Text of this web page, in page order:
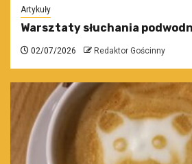
Artykuły
Warsztaty słuchania
02/07/2026 Redaktor Gościnny